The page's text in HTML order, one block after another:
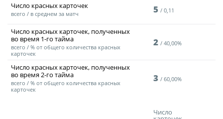
Число красных карточек
всего / в среднем за матч 5 0,11
Число красных карточек, полученных
во время 1-го тайма
всего / % от общего количества красных
карточек
2 40,00%
Число красных карточек, полученных
во время2-го тайма
всего / % от общего количества красных
карточек
3 60,00%
Число